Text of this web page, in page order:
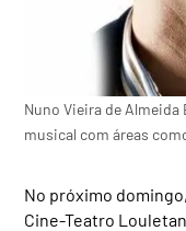
Nuno Vieira de
musical com áreas
No próximo
Cine-Teatro